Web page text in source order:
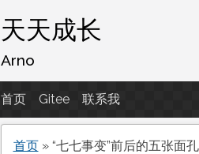
跳
至
内
天天成长
Arno
首页 Gitee 联系我
首页» “七七事变”前后的五张面孔